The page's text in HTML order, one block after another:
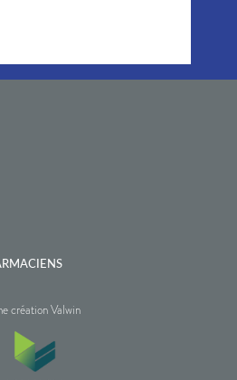
création Valwin